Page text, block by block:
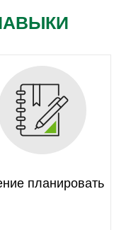
планировать